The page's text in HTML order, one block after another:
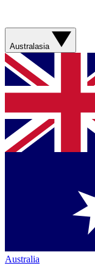
Australasia
Australia